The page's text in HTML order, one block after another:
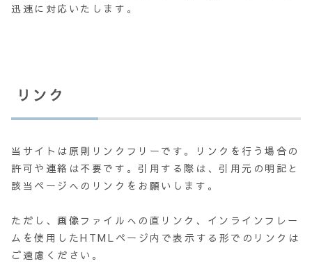
迅速に対応いたします。
リンク
当サイトは原則リンクフリーです。リンクを行う場合の
許可や連絡は不要です。引用する際は、引用元の明記と
該当ページへのリンクをお願いします。
ただし、画像ファイルへの直リンク、インラインフレー
ムを使用したHTMLページ内で表示する形でのリンクは
ご遠慮ください。